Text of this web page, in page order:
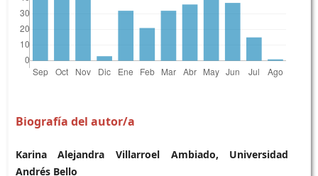
Biografía del autor/a
Karina Alejandra Villarroel Ambiado, Universidad
Andrés Bello